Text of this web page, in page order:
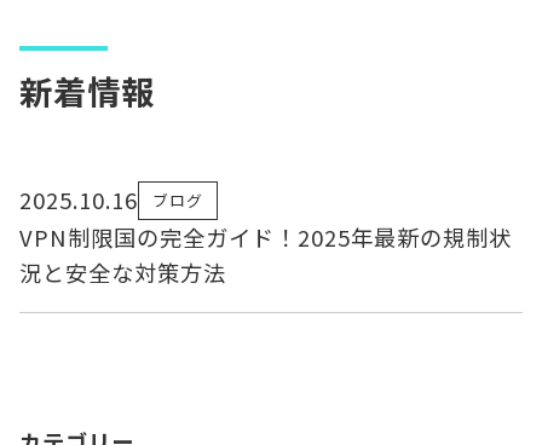
新着情報
2025.10.16 ブログ
VPN制限国の完全ガイド！2025年最新の規制状
況と安全な対策方法